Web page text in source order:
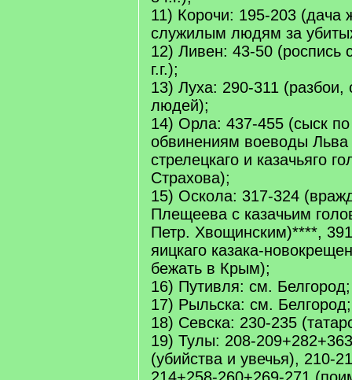
11) Корочи: 195-203 (дача
служилым людям за
12) Ливен: 43-50 (роспись
г.г.);
13) Луха: 290-311
людей);
14) Орла: 437-455 (сыск
обвинениям воеводы
стрелецкаго и казачьяго
Страхова);
15) Оскола: 317-324
Плещеева с казачьим
Петр. Хвощинским)****,
яицкаго казака-
бежать в Крым);
16) Путивля: см. Белгород;
17) Рыльска: см. Белгород;
18) Севска: 230-235
19) Тулы: 208-
(убийства и увечья), 210-